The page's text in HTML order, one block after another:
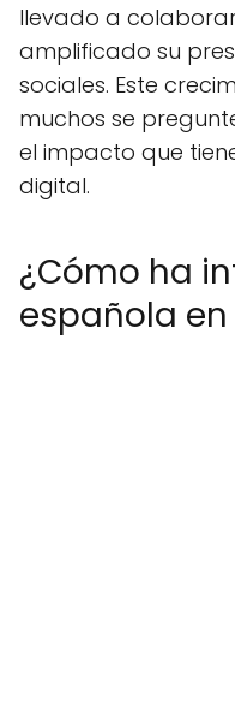
llevado a
amplificado su
sociales. Este
muchos se
el impacto que
digital.
¿Cómo ha
española